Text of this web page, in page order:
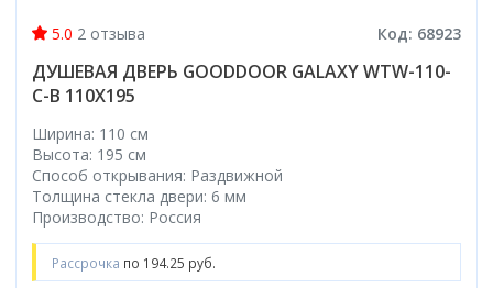
5.0 2 отзыва Код: 68923
ДУШЕВАЯ ДВЕРЬ GOODDOOR GALAXY WTW-110-
C-B 110X195
Ширина: 110 см
Высота: 195 см
Способ открывания: Раздвижной
Толщина стекла двери: 6 мм
Производство: Россия
Рассрочка по 194.25 руб.